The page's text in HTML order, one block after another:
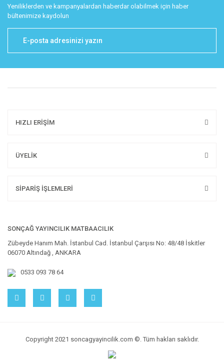
Yeniliklerden ve kampanyalardan haberdar olabilmek için haber
bültenimize kaydolun
HIZLI ERİŞİM
ÜYELİK
SİPARİŞ İŞLEMLERİ
SONÇAĞ YAYINCILIK MATBAACILIK
Zübeyde Hanım Mah. İstanbul Cad. İstanbul Çarşısı No: 48/48 İskitler
06070 Altındağ , ANKARA
0533 093 78 64
Copyright 2021 soncagyayincilik.com ©. Tüm hakları saklıdır.